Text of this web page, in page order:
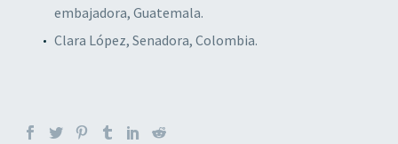
embajadora, Guatemala.
Clara López, Senadora, Colombia.